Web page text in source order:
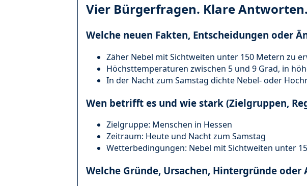
Vier Bürgerfragen. Klare Antworten.
Welche neuen Fakten, Entscheidungen oder
Zäher Nebel mit Sichtweiten unter 150 Metern zu
Höchsttemperaturen zwischen 5 und 9 Grad, in
In der Nacht zum Samstag dichte Nebel- oder
Wen betrifft es und wie stark (Zielgruppen,
Zielgruppe: Menschen in Hessen
Zeitraum: Heute und Nacht zum Samstag
Wetterbedingungen: Nebel mit Sichtweiten unter
Welche Gründe, Ursachen, Hintergründe oder